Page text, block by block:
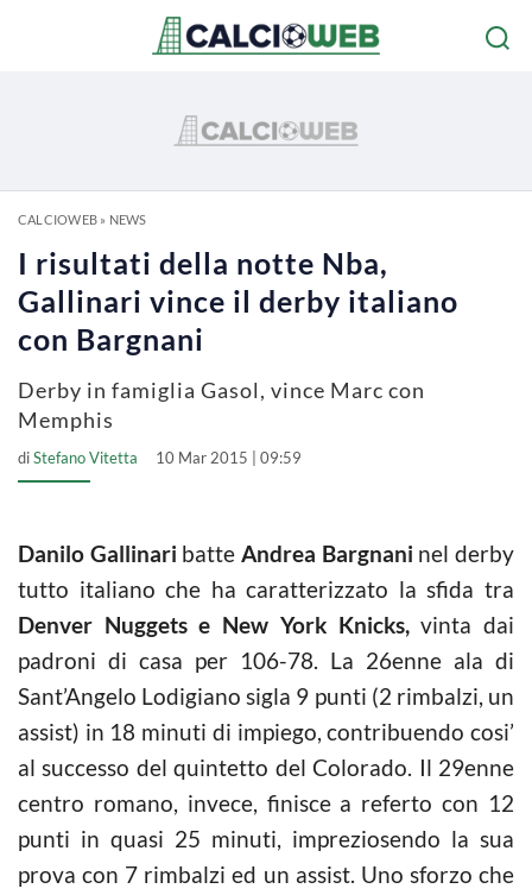
CALCIOWEB» NEWS
I risultati della notte Nba,
Gallinari vince il derby italiano
con Bargnani
Derby in famiglia Gasol, vince Marc con
Memphis
diStefano Vitetta 10 Mar 2015 | 09:59
Danilo Gallinari batteAndrea Bargnani nel derby
tutto italiano che ha caratterizzato la sfida tra
Denver Nuggets e New York Knicks,vinta dai
padroni di casa per 106-78. La 26enne ala di
Sant’Angelo Lodigiano sigla 9 punti (2 rimbalzi, un
assist) in 18 minuti di impiego, contribuendo cosi’
al successo del quintetto del Colorado. Il 29enne
centro romano, invece, finisce a referto con 12
punti in quasi 25 minuti, impreziosendo la sua
prova con 7 rimbalzi ed un assist. Uno sforzo che